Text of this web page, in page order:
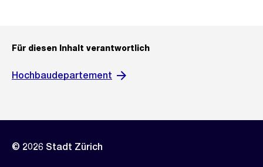
Für diesen Inhalt verantwortlich
Hochbaudepartement
© 2026 Stadt Zürich